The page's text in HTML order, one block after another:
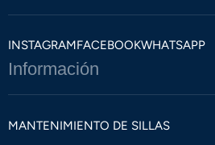
INSTAGRAMFACEBOOKWHATSAPP
Información
MANTENIMIENTO DE SILLAS